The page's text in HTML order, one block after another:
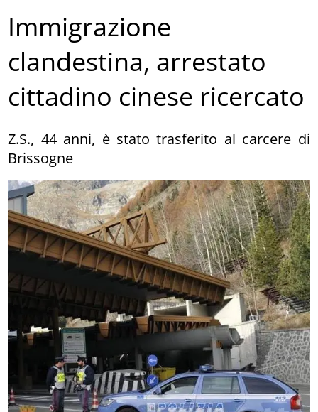
Immigrazione
clandestina, arrestato
cittadino cinese ricercato
Z.S., 44 anni, è stato trasferito al carcere di
Brissogne